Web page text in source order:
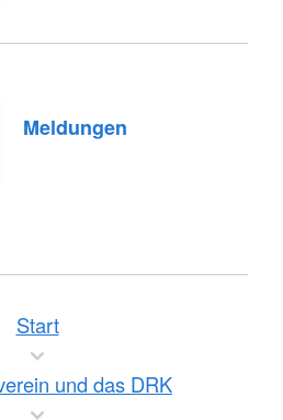
Meldungen
Start
und das DRK